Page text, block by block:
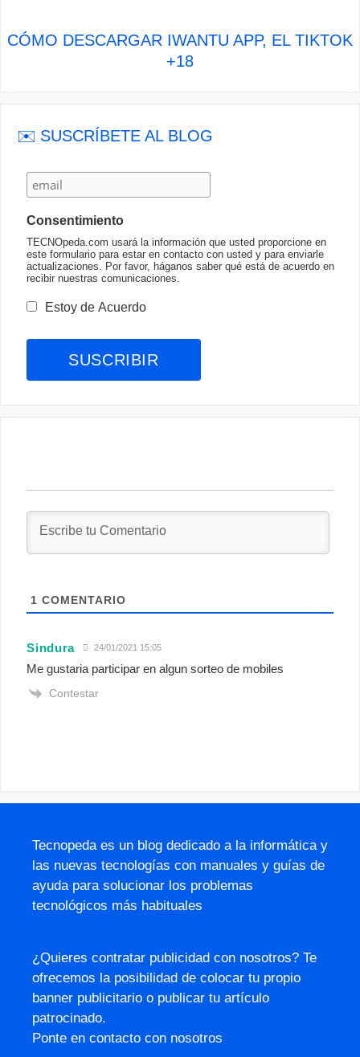
CÓMO DESCARGAR IWANTU APP, EL TIKTOK
+18
✉️ SUSCRÍBETE AL BLOG
Consentimiento
TECNOpeda.com usará la información que usted proporcione en
este formulario para estar en contacto con usted y para enviarle
actualizaciones. Por favor, háganos saber qué está de acuerdo en
recibir nuestras comunicaciones.
Estoy de Acuerdo
1 COMENTARIO
Sindura 24/01/2021 15:05
Me gustaria participar en algun sorteo de mobiles
Contestar
Tecnopeda es un blog dedicado a la informática y
las nuevas tecnologías con manuales y guías de
ayuda para solucionar los problemas
tecnológicos más habituales
¿Quieres contratar publicidad con nosotros? Te
ofrecemos la posibilidad de colocar tu propio
banner publicitario o publicar tu artículo
patrocinado.
Ponte en contacto con nosotros